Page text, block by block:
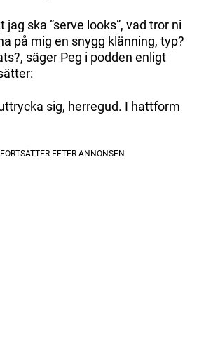
ska ”serve looks”, vad tror ni
på mig en snygg klänning, typ?
säger Peg i podden enligt
sig, herregud. I hattform